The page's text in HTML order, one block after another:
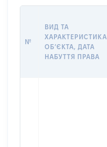
№
ВИД ТА
ХАРАКТЕРИСТИКА
ОБʼЄКТА, ДАТА
НАБУТТЯ ПРАВА